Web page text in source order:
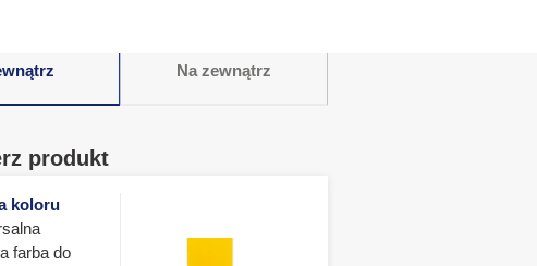
Na zewnątrz
produkt
koloru
farba do